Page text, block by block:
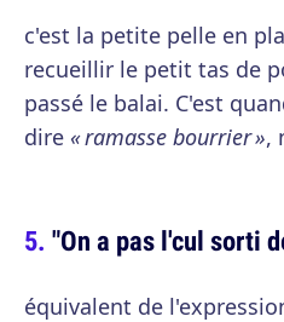
c'est la petite pelle en
recueillir le petit tas de
passé le balai. C'est
dire « ramasse bourrier »,
"On a pas l'cul sorti
équivalent de